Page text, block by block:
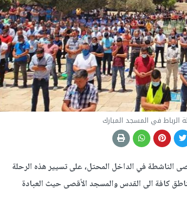
الرباط في المسجد المبارك
الناشطة في الداخل المحتل، على تسيير هذه الرحلة
كافة الى القدس والمسجد الأقصى حيث العبادة